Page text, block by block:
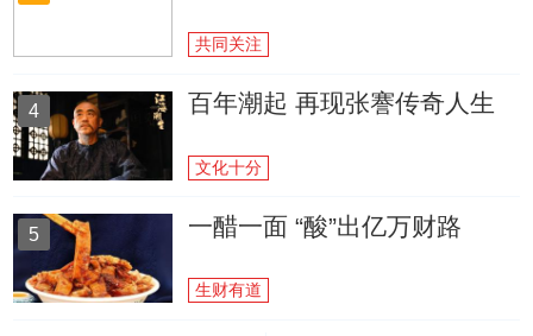
共同关注
4 百年潮起 再现张謇传奇人生
文化十分
5 一醋一面 “酸”出亿万财路
生财有道